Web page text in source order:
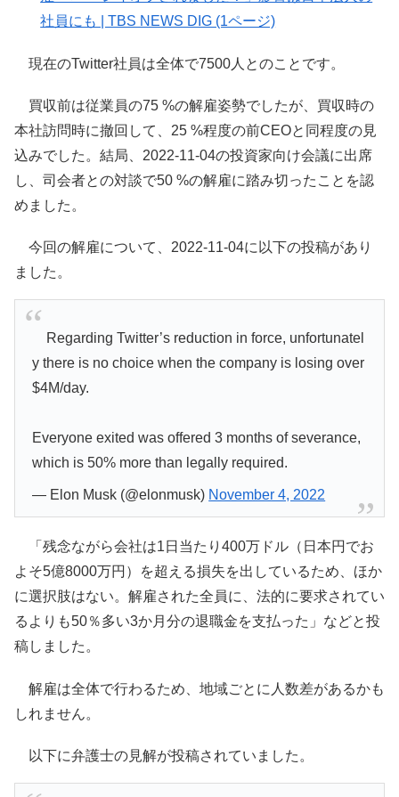
社員にも | TBS NEWS DIG (1ページ)
現在のTwitter社員は全体で7500人とのことです。
買収前は従業員の75 %の解雇姿勢でしたが、買収時の
本社訪問時に撤回して、25 %程度の前CEOと同程度の見
込みでした。結局、2022-11-04の投資家向け会議に出席
し、司会者との対談で50 %の解雇に踏み切ったことを認
めました。
今回の解雇について、2022-11-04に以下の投稿があり
ました。
Regarding Twitter’s reduction in force, unfortunatel
y there is no choice when the company is losing over
$4M/day.
Everyone exited was offered 3 months of severance,
which is 50% more than legally required.
— Elon Musk (@elonmusk) November 4, 2022
「残念ながら会社は1日当たり400万ドル（日本円でお
よそ5億8000万円）を超える損失を出しているため、ほか
に選択肢はない。解雇された全員に、法的に要求されてい
るよりも50％多い3か月分の退職金を支払った」などと投
稿しました。
解雇は全体で行わるため、地域ごとに人数差があるかも
しれません。
以下に弁護士の見解が投稿されていました。